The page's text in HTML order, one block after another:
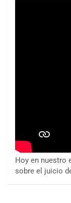
Hoy en nuestro
sobre el juicio